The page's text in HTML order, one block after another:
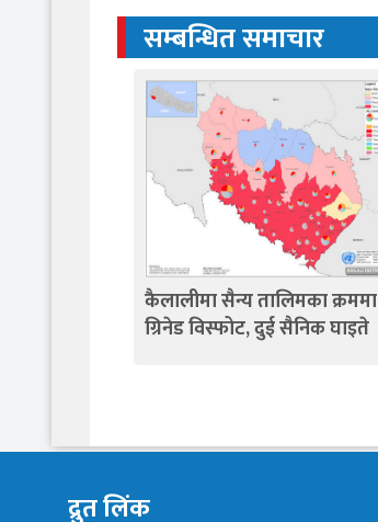
सम्बन्धित समाचार
कैलालीमा सैन्य तालिमका क्रममा
ग्रिनेड विस्फोट, दुई सैनिक घाइते
द्रुत लिंक